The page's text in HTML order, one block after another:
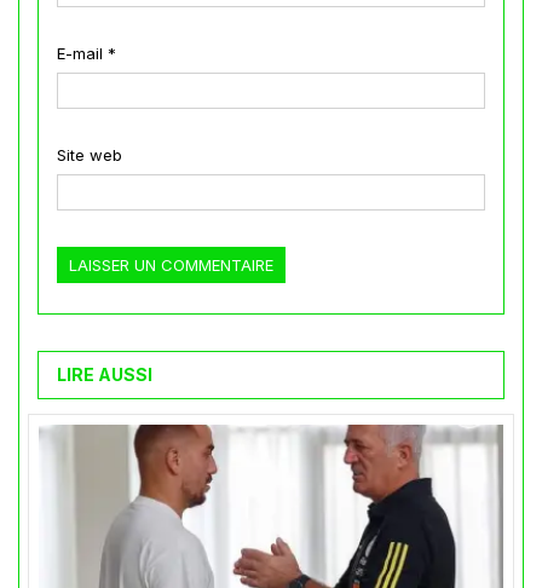
E-mail *
Site web
LIRE AUSSI